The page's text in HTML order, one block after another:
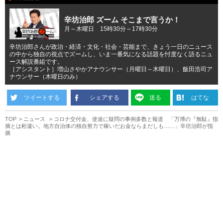
辛坊治郎 ズーム そこまで言うか！
月～木曜日 15時30分～17時30分
辛坊治郎さんが政治・経済・文化・社会・芸能まで、きょう一日のニュース
の中から独自の視点でズームし、いま一番気になる話題を忖度なく語るニュ
ース解説番組です。
［アシスタント］増山さやかアナウンサー（月曜日～木曜日）、飯田浩司ア
ナウンサー（木曜日のみ）
ツイートする シェアする 送る はてな
TOP ニュース
コロナ交付金、使途に疑問の事例多数と報道 「万博の『無駄』指
摘とは桁違い。地方自治体の独自努力で稼いだお金ならまだしも……」辛坊治郎が指
摘